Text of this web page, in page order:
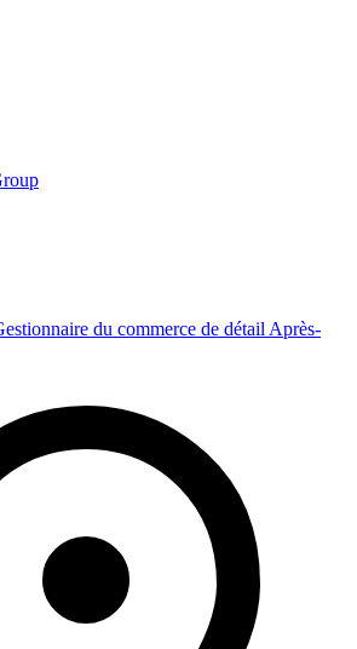
du commerce de détail Après-